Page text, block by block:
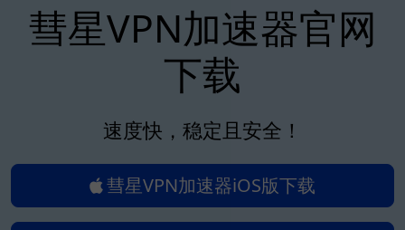
彗星VPN加速器官网
下载
速度快，稳定且安全！
彗星VPN加速器iOS版下载